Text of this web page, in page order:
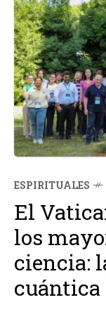
ESPIRITUALES
El
los
ciencia:
cuántica